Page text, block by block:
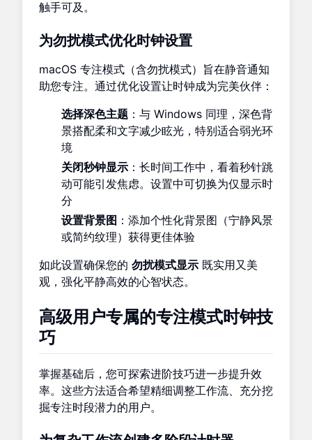
触手可及。
为勿扰模式优化时钟设置
macOS 专注模式（含勿扰模式）旨在静音通知
助您专注。通过优化设置让时钟成为完美伙伴：
选择深色主题 ：与 Windows 同理，深色背
景搭配柔和文字减少眩光，特别适合弱光环
境
关闭秒钟显示 ：长时间工作中，看着秒针跳
动可能引发焦虑。设置中可切换为仅显示时
分
设置背景图 ：添加个性化背景图（宁静风景
或简约纹理）获得更佳体验
如此设置确保您的 勿扰模式显示 既实用又美
观，强化平静高效的心智状态。
高级用户专属的专注模式时钟技
巧
掌握基础后，您可探索进阶技巧进一步提升效
率。这些方法适合希望精细调整工作流、充分挖
掘专注时段潜力的用户。